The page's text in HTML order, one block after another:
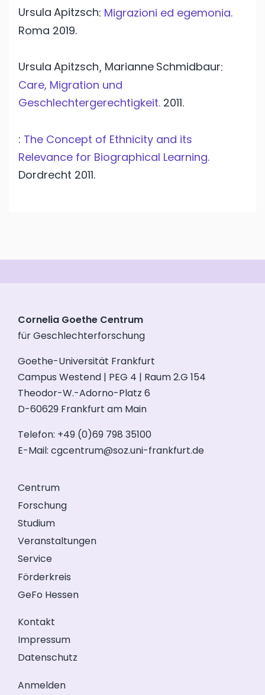
Ursula Apitzsch: Migrazioni ed egemonia.
Roma 2019.
Ursula Apitzsch, Marianne Schmidbaur:
Care, Migration und
Geschlechtergerechtigkeit. 2011.
: The Concept of Ethnicity and its
Relevance for Biographical Learning.
Dordrecht 2011.
Cornelia Goethe Centrum
für Geschlechterforschung
Goethe-Universität Frankfurt
Campus Westend | PEG 4 | Raum 2.G 154
Theodor-W.-Adorno-Platz 6
D-60629 Frankfurt am Main
Telefon: +49 (0)69 798 35100
E-Mail: cgcentrum@soz.uni-frankfurt.de
Centrum
Forschung
Studium
Veranstaltungen
Service
Förderkreis
GeFo Hessen
Kontakt
Impressum
Datenschutz
Anmelden